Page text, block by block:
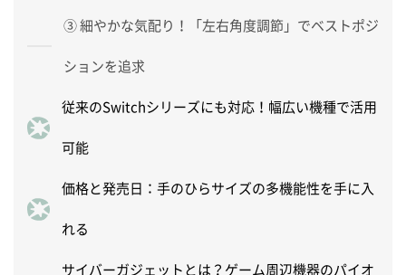
③ 細やかな気配り！「左右角度調節」でベストポジ
ションを追求
従来のSwitchシリーズにも対応！幅広い機種で活用
可能
価格と発売日：手のひらサイズの多機能性を手に入
れる
サイバーガジェットとは？ゲーム周辺機器のパイオ